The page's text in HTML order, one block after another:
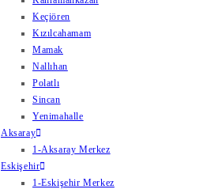
Keçiören
Kızılcahamam
Mamak
Nallıhan
Polatlı
Sincan
Yenimahalle
Aksaray
1-Aksaray Merkez
Eskişehir
1-Eskişehir Merkez